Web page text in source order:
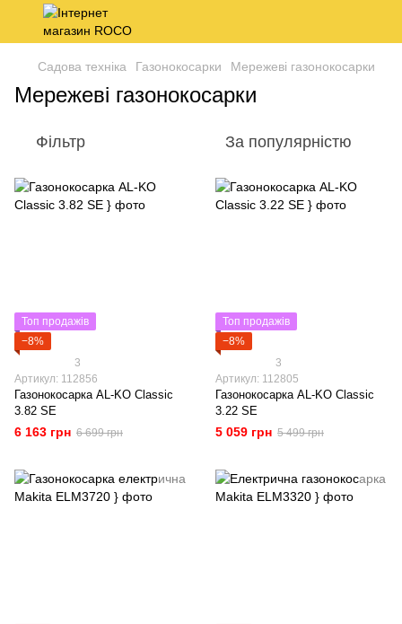
Садова техніка Газонокосарки Мережеві газонокосарки
Мережеві газонокосарки
Фільтр За популярністю
Топ продажів
−8%
3
Артикул: 112856
Газонокосарка AL-KO Classic
3.82 SE
6 163 грн 6 699 грн
Топ продажів
−8%
3
Артикул: 112805
Газонокосарка AL-KO Classic
3.22 SE
5 059 грн 5 499 грн